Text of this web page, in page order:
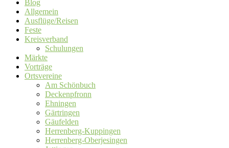
Blog
Allgemein
Ausflüge/Reisen
Feste
Kreisverband
Schulungen
Märkte
Vorträge
Ortsvereine
Am Schönbuch
Deckenpfronn
Ehningen
Gärtringen
Gäufelden
Herrenberg-Kuppingen
Herrenberg-Oberjesingen